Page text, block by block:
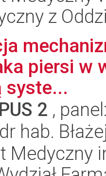
z
piersi w
syste...
2 ,
hab.
Medyczny